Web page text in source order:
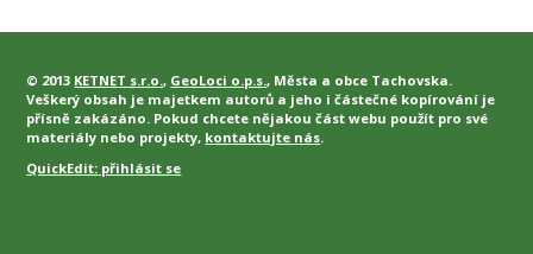
© 2013 KETNET s.r.o., GeoLoci o.p.s., Města a obce Tachovska.
Veškerý obsah je majetkem autorů a jeho i částečné kopírování je
přísně zakázáno. Pokud chcete nějakou část webu použít pro své
materiály nebo projekty, kontaktujte nás.
QuickEdit: přihlásit se